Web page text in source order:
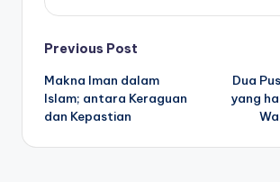
Post
navigation
Previous Post
Makna Iman dalam
Islam; antara Keraguan
dan Kepastian
Dua
yang